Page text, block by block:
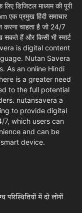
डिजिटल माध्यम की पूरी
एक प्रमुख हिंदी समाचार
करना चाहता है जो 24/7
हैं और किसी भी स्मार्ट
is digital content
Nutan Savera
As an online Hindi
is a greater need
to the full potential
nutansavera a
to provide digital
7, which users can
and can be
device.
में दो लोगों